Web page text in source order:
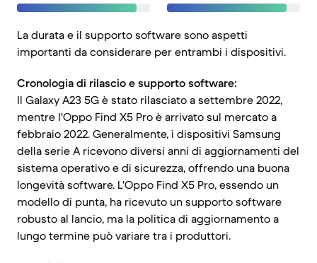
La durata e il supporto software sono aspetti
importanti da considerare per entrambi i dispositivi.
Cronologia di rilascio e supporto software:
Il Galaxy A23 5G è stato rilasciato a settembre 2022,
mentre l'Oppo Find X5 Pro è arrivato sul mercato a
febbraio 2022. Generalmente, i dispositivi Samsung
della serie A ricevono diversi anni di aggiornamenti del
sistema operativo e di sicurezza, offrendo una buona
longevità software. L'Oppo Find X5 Pro, essendo un
modello di punta, ha ricevuto un supporto software
robusto al lancio, ma la politica di aggiornamento a
lungo termine può variare tra i produttori.